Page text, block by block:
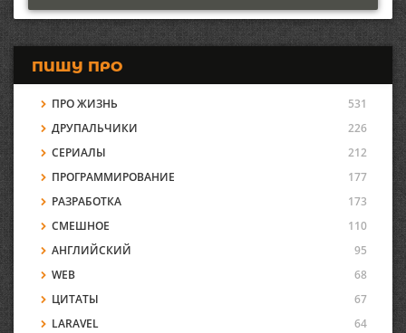
ПИШУ ПРО
ПРО ЖИЗНЬ
531
ДРУПАЛЬЧИКИ
226
СЕРИАЛЫ
212
ПРОГРАММИРОВАНИЕ
177
РАЗРАБОТКА
173
СМЕШНОЕ
110
АНГЛИЙСКИЙ
95
WEB
68
ЦИТАТЫ
67
LARAVEL
64